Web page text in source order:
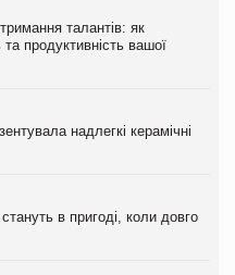
талантів: як
продуктивність вашої
надлегкі керамічні
в пригоді, коли довго